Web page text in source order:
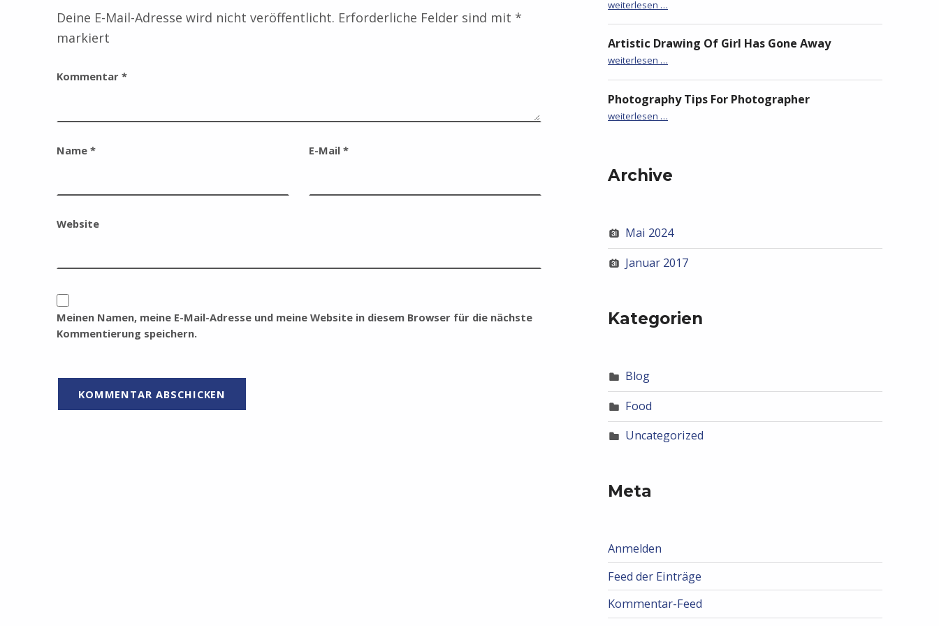
Deine E-Mail-Adresse wird nicht veröffentlicht. Erforderliche Felder sind mit *
markiert
Kommentar *
Name * E-Mail *
Website
Meinen Namen, meine E-Mail-Adresse und meine Website in diesem Browser für die nächste
Kommentierung speichern.
weiterlesen …
Artistic Drawing Of Girl Has Gone Away
“Artistic Drawing Of Girl Has Gone Away”
weiterlesen …
Photography Tips For Photographer
“Photography Tips For Photographer”
weiterlesen …
Archive
Mai 2024
Januar 2017
Kategorien
Blog
Food
Uncategorized
Meta
Anmelden
Feed der Einträge
Kommentar-Feed